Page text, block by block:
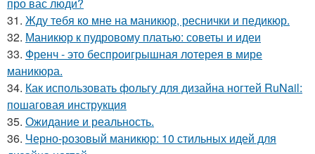
31. Жду тебя ко мне на маникюр, реснички и педикюр.
32. Маникюр к пудровому платью: советы и идеи
33. Френч - это беспроигрышная лотерея в мире
маникюра.
34. Как использовать фольгу для дизайна ногтей RuNail:
пошаговая инструкция
35. Ожидание и реальность.
36. Черно-розовый маникюр: 10 стильных идей для